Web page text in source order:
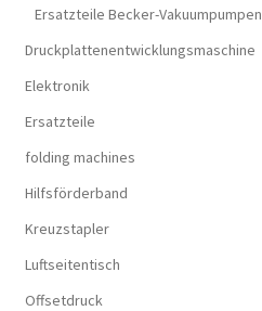
Ersatzteile Becker-Vakuumpumpen
Druckplattenentwicklungsmaschine
Elektronik
Ersatzteile
folding machines
Hilfsförderband
Kreuzstapler
Luftseitentisch
Offsetdruck